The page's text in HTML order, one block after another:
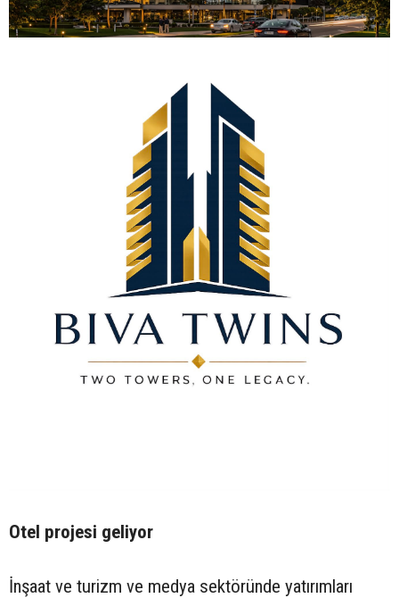
Otel projesi geliyor
İnşaat ve turizm ve medya sektöründe yatırımları